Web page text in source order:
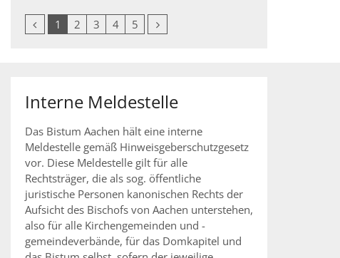
Vorherige Seite
1 2 3 4 5 Nächste Seite
Interne Meldestelle
Das Bistum Aachen hält eine interne
Meldestelle gemäß Hinweisgeberschutzgesetz
vor. Diese Meldestelle gilt für alle
Rechtsträger, die als sog. öffentliche
juristische Personen kanonischen Rechts der
Aufsicht des Bischofs von Aachen unterstehen,
also für alle Kirchengemeinden und -
gemeindeverbände, für das Domkapitel und